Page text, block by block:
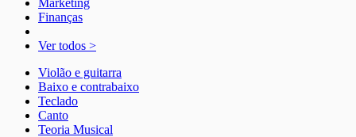
Marketing
Finanças
Ver todos >
Violão e guitarra
Baixo e contrabaixo
Teclado
Canto
Teoria Musical